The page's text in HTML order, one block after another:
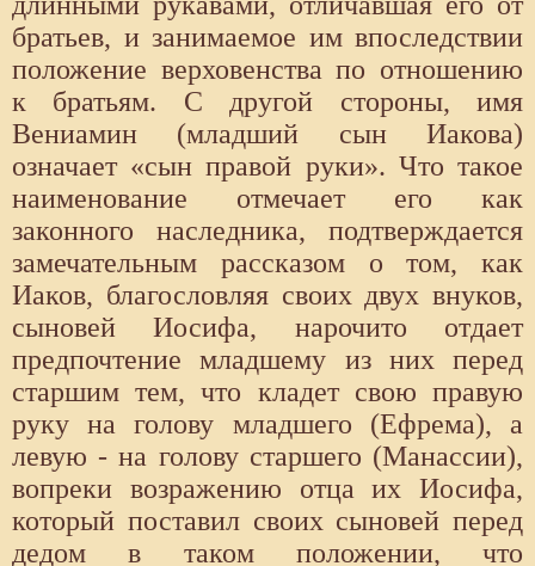
братьев, и занимаемое им впоследствии
положение верховенства по отношению
к братьям. С другой стороны, имя
Вениамин (младший сын Иакова)
означает «сын правой руки». Что такое
наименование отмечает его как
законного наследника, подтверждается
замечательным рассказом о том, как
Иаков, благословляя своих двух внуков,
сыновей Иосифа, нарочито отдает
предпочтение младшему из них перед
старшим тем, что кладет свою правую
руку на голову младшего (Ефрема), а
левую - на голову старшего (Манассии),
вопреки возражению отца их Иосифа,
который поставил своих сыновей перед
дедом в таком положении, что